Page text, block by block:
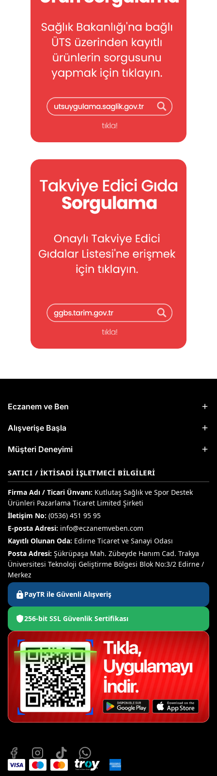
Eczanem ve Ben
Alışverişe Başla
Müşteri Deneyimi
SATICI / İKTISADI İŞLETMECI BILGILERI
Firma Adı / Ticari Ünvanı: Kutlutaş Sağlık ve Spor Destek
Ürünleri Pazarlama Ticaret Limited Şirketi
İletişim No: (0536) 451 95 95
E-posta Adresi: info@eczanemveben.com
Kayıtlı Olunan Oda: Edirne Ticaret ve Sanayi Odası
Posta Adresi: Şükrüpaşa Mah. Zübeyde Hanım Cad. Trakya
Üniversitesi Teknoloji Geliştirme Bölgesi Blok No:3/2 Edirne /
Merkez
PayTR ile Güvenli Alışveriş
256-bit SSL Güvenlik Sertifikası